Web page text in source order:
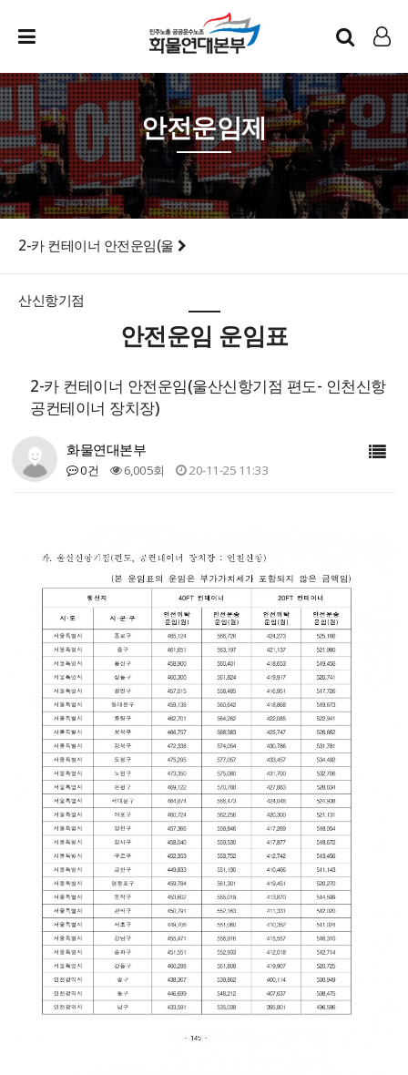
인트라넷
LOG IN
안전운임제
2-카 컨테이너 안전운임(울
산신항기점
안전운임 운임표
2-카 컨테이너 안전운임(울산신항기점 편도- 인천신항
공컨테이너 장치장)
화물연대본부
0건 6,005회 20-11-25 11:33